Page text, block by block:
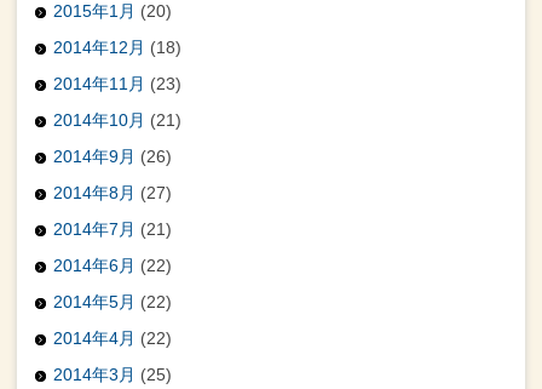
2015年1月 (20)
2014年12月 (18)
2014年11月 (23)
2014年10月 (21)
2014年9月 (26)
2014年8月 (27)
2014年7月 (21)
2014年6月 (22)
2014年5月 (22)
2014年4月 (22)
2014年3月 (25)